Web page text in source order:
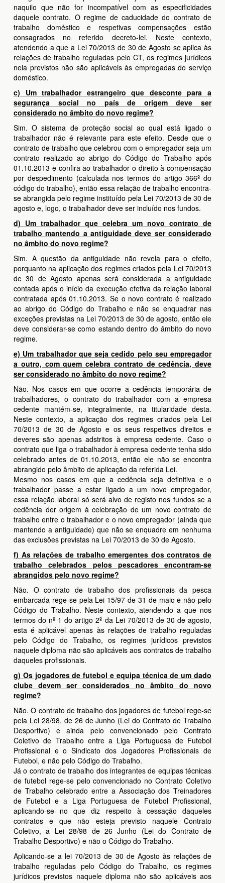
naquilo que não for incompatível com as especificidades
daquele contrato. O regime de caducidade do contrato de
trabalho doméstico e respetivas compensações estão
consagrados no referido decreto-lei. Neste contexto,
atendendo a que a Lei 70/2013 de 30 de Agosto se aplica às
relações de trabalho reguladas pelo CT, os regimes jurídicos
nela previstos não são aplicáveis às empregadas do serviço
doméstico.
c) Um trabalhador estrangeiro que desconte para a
segurança social no país de origem deve ser
considerado no âmbito do novo regime?
Sim. O sistema de proteção social ao qual está ligado o
trabalhador não é relevante para este efeito. Desde que o
contrato de trabalho que celebrou com o empregador seja um
contrato realizado ao abrigo do Código do Trabalho após
01.10.2013 e confira ao trabalhador o direito à compensação
por despedimento (calculada nos termos do artigo 366º do
código do trabalho), então essa relação de trabalho encontra-
se abrangida pelo regime instituído pela Lei 70/2013 de 30 de
agosto e, logo, o trabalhador deve ser incluído nos fundos.
d) Um trabalhador que celebra um novo contrato de
trabalho mantendo a antiguidade deve ser considerado
no âmbito do novo regime?
Sim. A questão da antiguidade não revela para o efeito,
porquanto na aplicação dos regimes criados pela Lei 70/2013
de 30 de Agosto apenas será considerada a antiguidade
contada após o início da execução efetiva da relação laboral
contratada após 01.10.2013. Se o novo contrato é realizado
ao abrigo do Código do Trabalho e não se enquadrar nas
exceções previstas na Lei 70/2013 de 30 de agosto, então ele
deve considerar-se como estando dentro do âmbito do novo
regime.
e) Um trabalhador que seja cedido pelo seu empregador
a outro, com quem celebra contrato de cedência, deve
ser considerado no âmbito do novo regime?
Não. Nos casos em que ocorre a cedência temporária de
trabalhadores, o contrato do trabalhador com a empresa
cedente mantém-se, integralmente, na titularidade desta.
Neste contexto, a aplicação dos regimes criados pela Lei
70/2013 de 30 de Agosto e os seus respetivos direitos e
deveres são apenas adstritos à empresa cedente. Caso o
contrato que liga o trabalhador à empresa cedente tenha sido
celebrado antes de 01.10.2013, então ele não se encontra
abrangido pelo âmbito de aplicação da referida Lei.
Mesmo nos casos em que a cedência seja definitiva e o
trabalhador passe a estar ligado a um novo empregador,
essa relação laboral só será alvo de registo nos fundos se a
cedência der origem à celebração de um novo contrato de
trabalho entre o trabalhador e o novo empregador (ainda que
mantendo a antiguidade) que não se enquadre em nenhuma
das exclusões previstas na Lei 70/2013 de 30 de Agosto.
f) As relações de trabalho emergentes dos contratos de
trabalho celebrados pelos pescadores encontram-se
abrangidos pelo novo regime?
Não. O contrato de trabalho dos profissionais da pesca
embarcada rege-se pela Lei 15/97 de 31 de maio e não pelo
Código do Trabalho. Neste contexto, atendendo a que nos
termos do nº 1 do artigo 2º da Lei 70/2013 de 30 de agosto,
esta é aplicável apenas às relações de trabalho reguladas
pelo Código do Trabalho, os regimes jurídicos previstos
naquele diploma não são aplicáveis aos contratos de trabalho
daqueles profissionais.
g) Os jogadores de futebol e equipa técnica de um dado
clube devem ser considerados no âmbito do novo
regime?
Não. O contrato de trabalho dos jogadores de futebol rege-se
pela Lei 28/98, de 26 de Junho (Lei do Contrato de Trabalho
Desportivo) e ainda pelo convencionado pelo Contrato
Coletivo de Trabalho entre a Liga Portuguesa de Futebol
Profissional e o Sindicato dos Jogadores Profissionais de
Futebol, e não pelo Código do Trabalho.
Já o contrato de trabalho dos integrantes de equipas técnicas
de futebol rege-se pelo convencionado no Contrato Coletivo
de Trabalho celebrado entre a Associação dos Treinadores
de Futebol e a Liga Portuguesa de Futebol Profissional,
aplicando-se no que diz respeito à cessação daqueles
contratos e que não esteja previsto naquele Contrato
Coletivo, a Lei 28/98 de 26 Junho (Lei do Contrato de
Trabalho Desportivo) e não o Código do Trabalho.
Aplicando-se a lei 70/2013 de 30 de Agosto às relações de
trabalho reguladas pelo Código do Trabalho, os regimes
jurídicos previstos naquele diploma não são aplicáveis aos